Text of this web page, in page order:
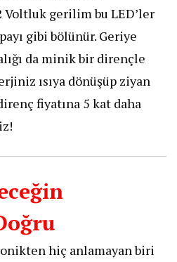
Voltluk gerilim bu LED’ler
gibi bölünür. Geriye
da minik bir dirençle
ısıya dönüşüp ziyan
fiyatına 5 kat daha
hiç anlamayan biri